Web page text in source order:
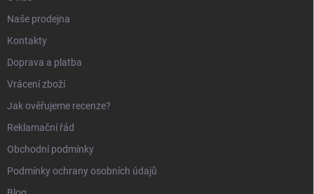
Naše prodejna
Kontakty
Doprava a platba
Vrácení zboží
Jak ověřujeme recenze?
Reklamační řád
Obchodní podmínky
Podmínky ochrany osobních údajů